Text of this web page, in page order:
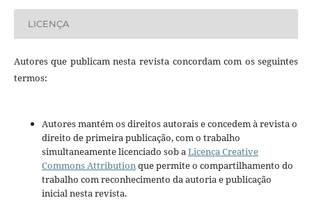
LICENÇA
Autores que publicam nesta revista concordam com os seguintes
termos:
Autores mantém os direitos autorais e concedem à revista o
direito de primeira publicação, com o trabalho
simultaneamente licenciado sob aLicença Creative
Commons Attributionque permite o compartilhamento do
trabalho com reconhecimento da autoria e publicação
inicial nesta revista.